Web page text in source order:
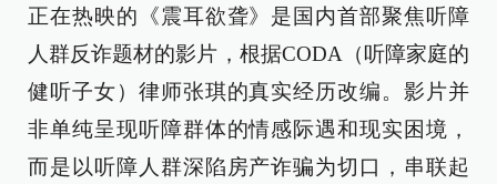
正在热映的《震耳欲聋》是国内首部聚焦听障
人群反诈题材的影片，根据CODA（听障家庭的
健听子女）律师张琪的真实经历改编。影片并
非单纯呈现听障群体的情感际遇和现实困境，
而是以听障人群深陷房产诈骗为切口，串联起